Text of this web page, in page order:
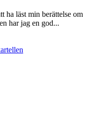
ha läst min berättelse om
har jag en god...